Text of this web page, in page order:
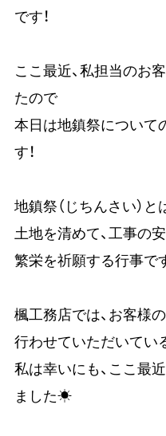
です！
ここ最近、私担当のお
たので
本日は地鎮祭について
す！
地鎮祭（じちんさい）と
土地を清めて、工事の
繁栄を祈願する行事で
楓工務店では、お客様
行わせていただいてい
私は幸いにも、ここ最
ました☀